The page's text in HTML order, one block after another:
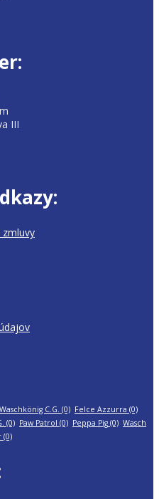
III
C.G. (0) Felce Azzurra (0)
(0) Paw Patrol (0) Peppa Pig (0) Wasch
(0)